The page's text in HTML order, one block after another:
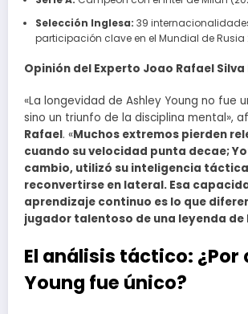
Selección Inglesa: 39
participación clave en el Mundial de Rusia
Opinión del Experto Joao Rafael
«La longevidad de Ashley Young no fue
sino un triunfo de la disciplina mental»,
Rafael. «Muchos extremos pierden
cuando su velocidad punta decae;
cambio, utilizó su inteligencia
reconvertirse en lateral. Esa
aprendizaje continuo es lo que
jugador talentoso de una leyenda de
El análisis táctico: ¿Por
Young fue único?